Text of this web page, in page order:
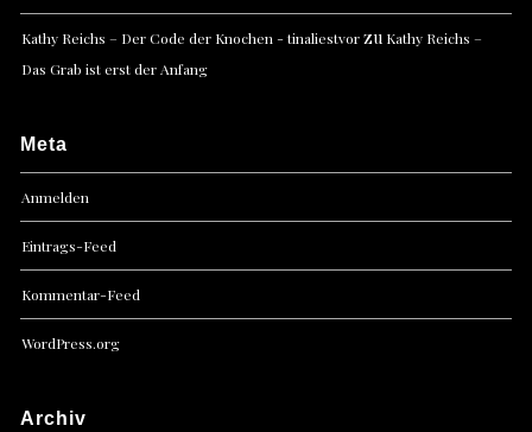
Kathy Reichs – Der Code der Knochen - tinaliestvorzu Kathy Reichs –
Das Grab ist erst der Anfang
Meta
Anmelden
Eintrags-Feed
Kommentar-Feed
WordPress.org
Archiv